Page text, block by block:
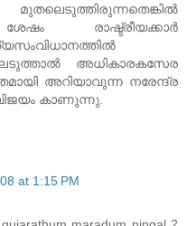
രാഷ്ട്രീയക്കാര്‍
അധികാരകസേര
അറിയാവുന്ന നരേന്ദ്ര
കാണുന്നു.
at 1:15 PM